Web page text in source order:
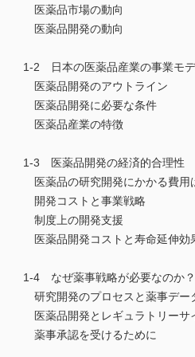
医薬品市場の動向
医薬品開発の動向
1-2 日本の医薬品産業の事業モ
医薬品開発のアウトライン
医薬品開発に必要な条件
医薬品産業の特徴
1-3 医薬品開発の経済的合理性
医薬品の研究開発にかかる費用
開発コストと事業戦略
制度上の開発支援
医薬品開発コストと寿命延伸効
1-4 なぜ薬事戦略が必要なのか？
研究開発のプロセスと薬事デー
医薬品開発とレギュラトリーサ
薬事承認を受けるために